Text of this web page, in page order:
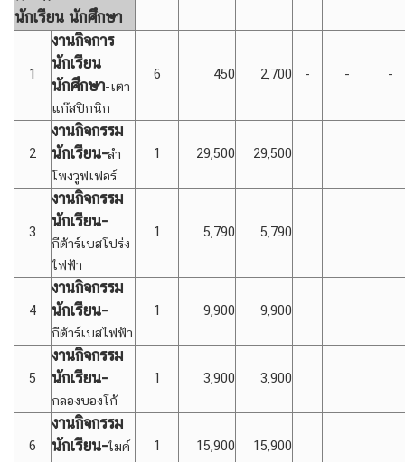
นักเรียน นักศึกษา
1
งานกิจการ
นักเรียน
นักศึกษา-เตา
แก๊สปิกนิก
6 450 2,700 - - -
2
งานกิจกรรม
นักเรียน-ลำ
โพงวูฟเฟอร์
1 29,500 29,500
3
งานกิจกรรม
นักเรียน-
กีต้าร์เบสโปร่ง
ไฟฟ้า
1 5,790 5,790
4
งานกิจกรรม
นักเรียน-
กีต้าร์เบสไฟฟ้า
1 9,900 9,900
5
งานกิจกรรม
นักเรียน-
กลองบองโก้
1 3,900 3,900
6
งานกิจกรรม
นักเรียน-ไมค์
1 15,900 15,900